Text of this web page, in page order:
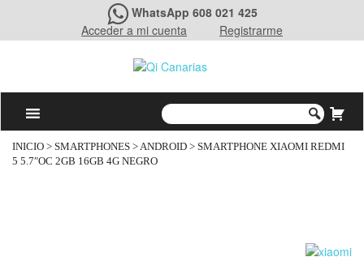
WhatsApp 608 021 425
Acceder a mi cuenta
Registrarme
INICIO > SMARTPHONES >ANDROID > SMARTPHONE XIAOMI REDMI
5 5.7″OC 2GB 16GB 4G NEGRO